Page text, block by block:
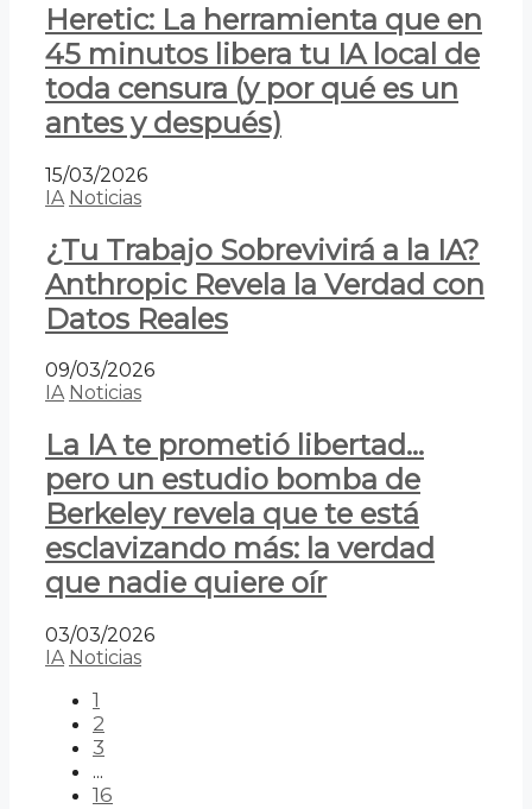
Heretic: La herramienta que en
45 minutos libera tu IA local de
toda censura (y por qué es un
antes y después)
15/03/2026
IA Noticias
¿Tu Trabajo Sobrevivirá a la IA?
Anthropic Revela la Verdad con
Datos Reales
09/03/2026
IA Noticias
La IA te prometió libertad…
pero un estudio bomba de
Berkeley revela que te está
esclavizando más: la verdad
que nadie quiere oír
03/03/2026
IA Noticias
1
2
3
...
16